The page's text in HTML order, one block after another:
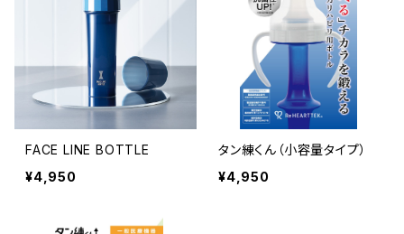
FACE LINE BOTTLE
¥4,950
タン練くん（小容量タイプ）
¥4,950